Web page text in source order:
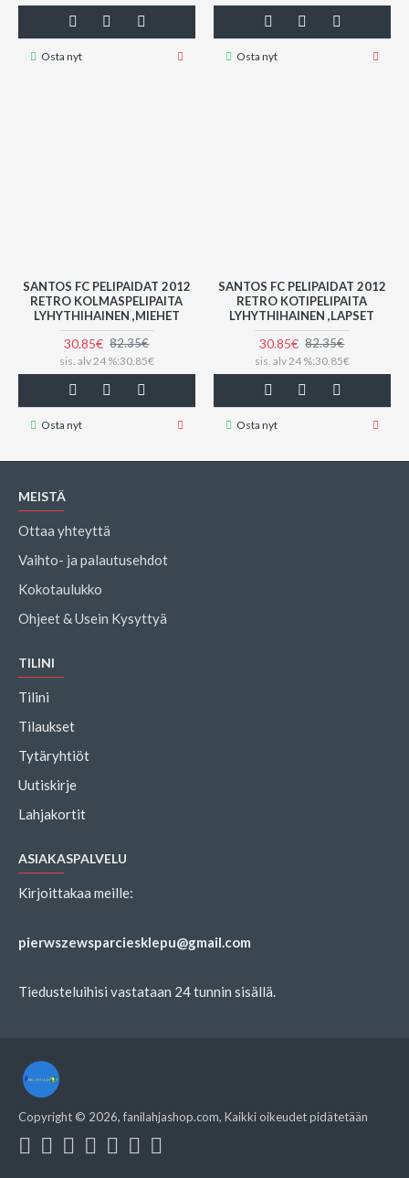
Osta nyt Osta nyt
SANTOS FC PELIPAIDAT 2012
RETRO KOLMASPELIPAITA
LYHYTHIHAINEN ,MIEHET
30.85€ 82.35€
sis. alv 24 %:30.85€
Osta nyt
SANTOS FC PELIPAIDAT 2012
RETRO KOTIPELIPAITA
LYHYTHIHAINEN ,LAPSET
30.85€ 82.35€
sis. alv 24 %:30.85€
Osta nyt
MEISTÄ
Ottaa yhteyttä
Vaihto- ja palautusehdot
Kokotaulukko
Ohjeet & Usein Kysyttyä
TILINI
Tilini
Tilaukset
Tytäryhtiöt
Uutiskirje
Lahjakortit
ASIAKASPALVELU
Kirjoittakaa meille:
pierwszewsparciesklepu@gmail.com
Tiedusteluihisi vastataan 24 tunnin sisällä.
Copyright © 2026, fanilahjashop.com, Kaikki oikeudet pidätetään